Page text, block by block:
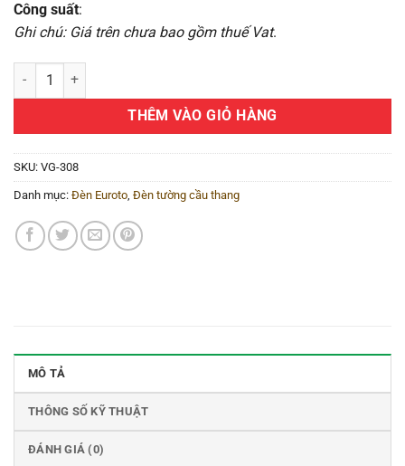
Công suất:
Ghi chú: Giá trên chưa bao gồm thuế Vat.
Đèn tường cầu thang VG-308 số lượng
THÊM VÀO GIỎ HÀNG
SKU: VG-308
Danh mục: Đèn Euroto Đèn tường cầu thang
MÔ TẢ
THÔNG SỐ KỸ THUẬT
ĐÁNH GIÁ (0)